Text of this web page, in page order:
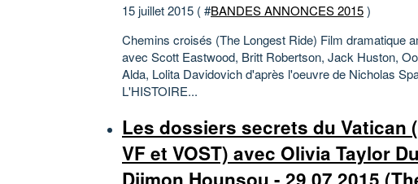
15 juillet 2015 ( #BANDES ANNONCES 2015)
Chemins croisés (The Longest Ride) Film dramatique
avec Scott Eastwood, Britt Robertson, Jack Huston,
Alda, Lolita Davidovich d'après l'oeuvre de Nicholas
L'HISTOIRE...
Les dossiers secrets du Vatican
VF et VOST) avec Olivia Taylor